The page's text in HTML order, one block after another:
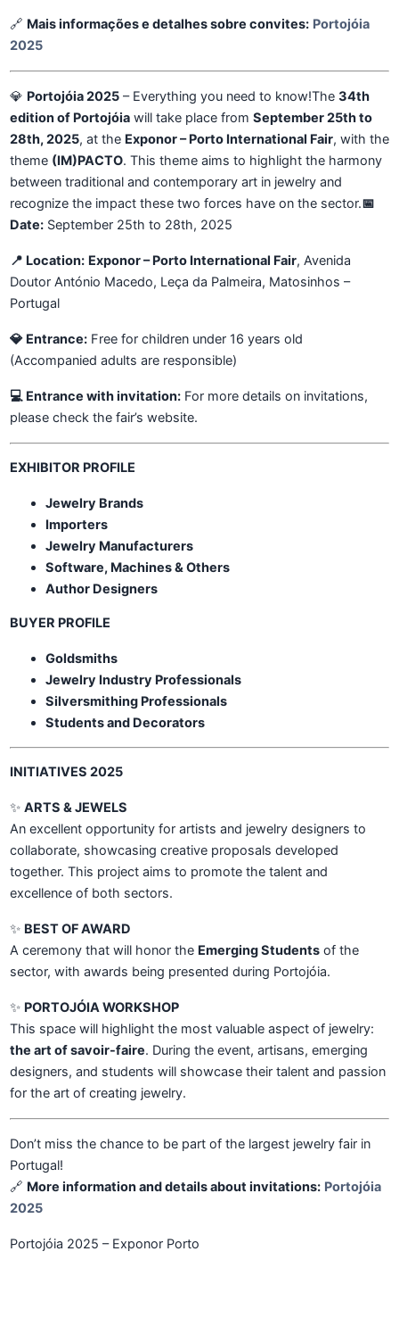
🔗 Mais informações e detalhes sobre convites: Portojóia
2025
💎 Portojóia 2025 – Everything you need to know!The 34th
edition of Portojóia will take place from September 25th to
28th, 2025, at the Exponor – Porto International Fair, with the
theme (IM)PACTO. This theme aims to highlight the harmony
between traditional and contemporary art in jewelry and
recognize the impact these two forces have on the sector.📅
Date: September 25th to 28th, 2025
📍 Location: Exponor – Porto International Fair, Avenida
Doutor António Macedo, Leça da Palmeira, Matosinhos –
Portugal
💎 Entrance: Free for children under 16 years old
(Accompanied adults are responsible)
💻 Entrance with invitation: For more details on invitations,
please check the fair’s website.
EXHIBITOR PROFILE
Jewelry Brands
Importers
Jewelry Manufacturers
Software, Machines & Others
Author Designers
BUYER PROFILE
Goldsmiths
Jewelry Industry Professionals
Silversmithing Professionals
Students and Decorators
INITIATIVES 2025
✨ ARTS & JEWELS
An excellent opportunity for artists and jewelry designers to
collaborate, showcasing creative proposals developed
together. This project aims to promote the talent and
excellence of both sectors.
✨ BEST OF AWARD
A ceremony that will honor the Emerging Students of the
sector, with awards being presented during Portojóia.
✨ PORTOJÓIA WORKSHOP
This space will highlight the most valuable aspect of jewelry:
the art of savoir-faire. During the event, artisans, emerging
designers, and students will showcase their talent and passion
for the art of creating jewelry.
Don’t miss the chance to be part of the largest jewelry fair in
Portugal!
🔗 More information and details about invitations: Portojóia
2025
Portojóia 2025 – Exponor Porto